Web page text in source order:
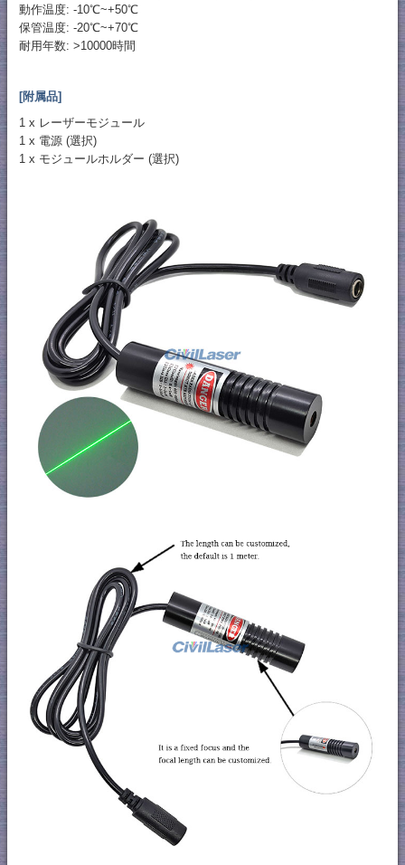
動作温度: -10℃~+50℃
保管温度: -20℃~+70℃
耐用年数: >10000時間
[附属品]
1 x レーザーモジュール
1 x 電源 (選択)
1 x モジュールホルダー (選択)